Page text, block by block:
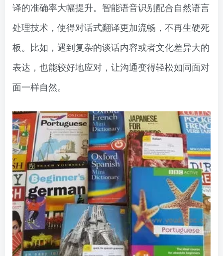
译的准确率大幅提升。智能语音识别配合自然语言
处理技术，使得对话式翻译更加流畅，不再生硬死
板。比如，遇到复杂的谈话内容或者文化差异大的
表达，也能较好地应对，让沟通变得轻松如同面对
面一样自然。